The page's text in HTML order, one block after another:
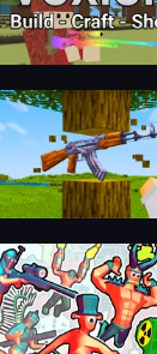
Voxiom.io
Mine Shooter 3D